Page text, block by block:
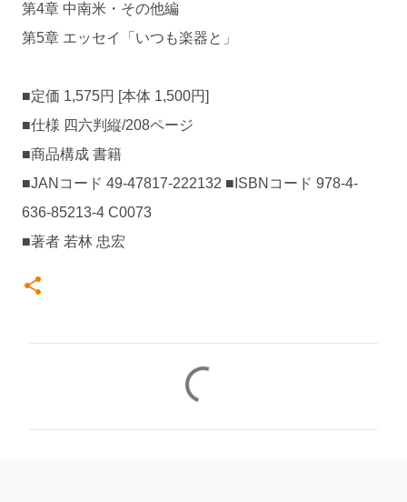
第4章 中南米・その他編
第5章 エッセイ「いつも楽器と」
■定価 1,575円 [本体 1,500円]
■仕様 四六判縦/208ページ
■商品構成 書籍
■JANコード 49-47817-222132 ■ISBNコード 978-4-
636-85213-4 C0073
■著者 若林 忠宏